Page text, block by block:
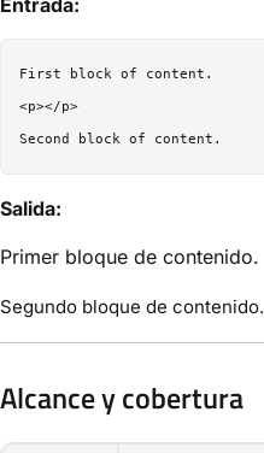
First block of content.
<p></p>
Salida:
Primer bloque de contenido.
Segundo bloque de contenido.
Alcance y cobertura